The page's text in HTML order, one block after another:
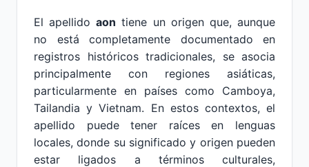
El apellidoaon tiene un origen que, aunque
no está completamente documentado en
registros históricos tradicionales, se asocia
principalmente con regiones asiáticas,
particularmente en países como Camboya,
Tailandia y Vietnam. En estos contextos, el
apellido puede tener raíces en lenguas
locales, donde su significado y origen pueden
estar ligados a términos culturales,